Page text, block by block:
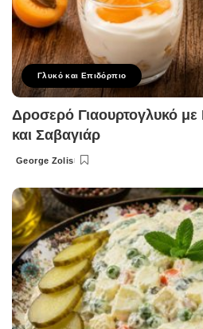
Γλυκό και Επιδόρπιο
Δροσερό Γιαουρτογλυκό
και Σαβαγιάρ
Posted
George Zolis